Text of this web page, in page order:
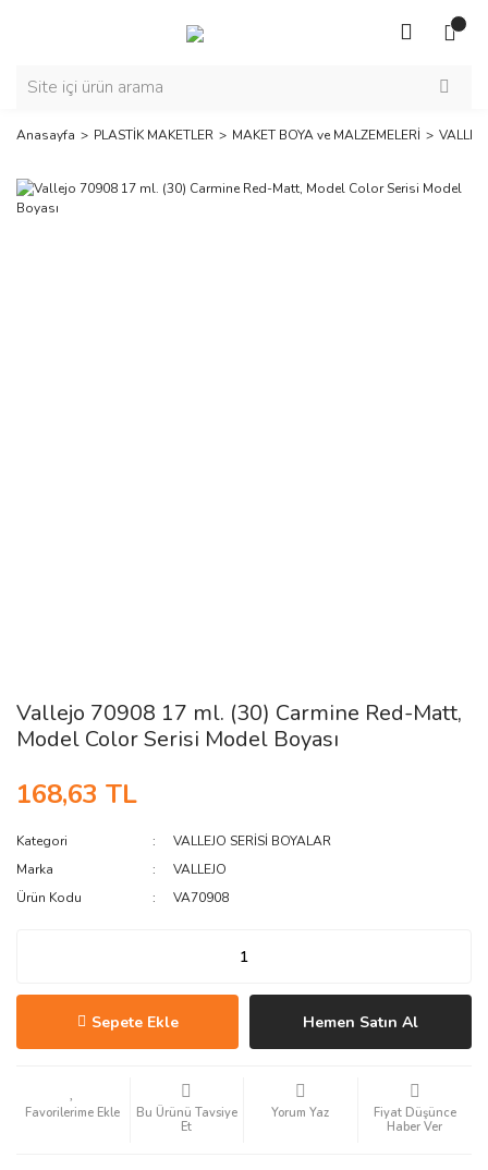
Anasayfa PLASTİK MAKETLER MAKET BOYA ve MALZEMELERİ
Vallejo 70908 17 ml. (30) Carmine Red-Matt,
Model Color Serisi Model Boyası
168,63 TL
Kategori
VALLEJO SERİSİ BOYALAR
Marka
VALLEJO
Ürün Kodu
VA70908
Sepete Ekle Hemen Satın Al
Bu Ürünü Tavsiye
Et
Yorum Yaz
Fiyat Düşünce
Haber Ver